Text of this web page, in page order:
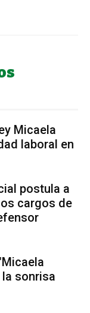
Micaela
laboral en
postula a
cargos de
la sonrisa